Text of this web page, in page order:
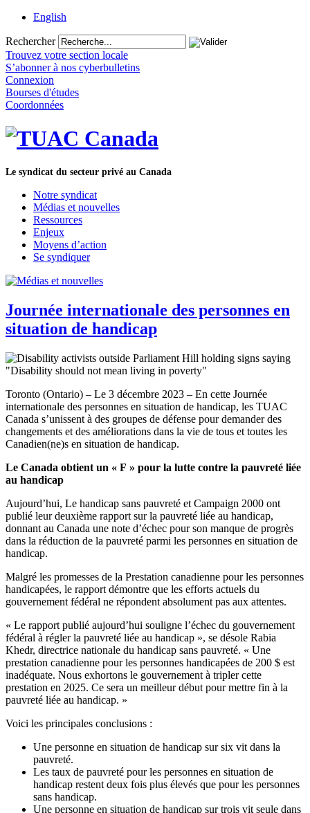
English
Rechercher
Trouvez votre section locale
S’abonner à nos cyberbulletins
Connexion
Bourses d'études
Coordonnées
Le syndicat du secteur privé au Canada
Notre syndicat
Médias et nouvelles
Ressources
Enjeux
Moyens d’action
Se syndiquer
Journée internationale des personnes en
situation de handicap
Toronto (Ontario) – Le 3 décembre 2023 – En cette Journée
internationale des personnes en situation de handicap, les TUAC
Canada s’unissent à des groupes de défense pour demander des
changements et des améliorations dans la vie de tous et toutes les
Canadien(ne)s en situation de handicap.
Le Canada obtient un « F » pour la lutte contre la pauvreté liée
au handicap
Aujourd’hui, Le handicap sans pauvreté et Campaign 2000 ont
publié leur deuxième rapport sur la pauvreté liée au handicap,
donnant au Canada une note d’échec pour son manque de progrès
dans la réduction de la pauvreté parmi les personnes en situation de
handicap.
Malgré les promesses de la Prestation canadienne pour les personnes
handicapées, le rapport démontre que les efforts actuels du
gouvernement fédéral ne répondent absolument pas aux attentes.
« Le rapport publié aujourd’hui souligne l’échec du gouvernement
fédéral à régler la pauvreté liée au handicap », se désole Rabia
Khedr, directrice nationale du handicap sans pauvreté. « Une
prestation canadienne pour les personnes handicapées de 200 $ est
inadéquate. Nous exhortons le gouvernement à tripler cette
prestation en 2025. Ce sera un meilleur début pour mettre fin à la
pauvreté liée au handicap. »
Voici les principales conclusions :
Une personne en situation de handicap sur six vit dans la
pauvreté.
Les taux de pauvreté pour les personnes en situation de
handicap restent deux fois plus élevés que pour les personnes
sans handicap.
Une personne en situation de handicap sur trois vit seule dans